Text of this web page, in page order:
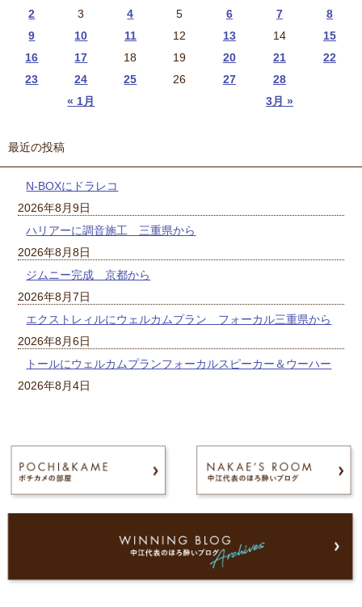
« 1月 3月 »
2
3 4 5 6 7
8
9
10 11 12 13 14
15
16
17 18 19 20 21
22
23
24 25 26 27 28
最近の投稿
N-BOXにドラレコ
2026年8月9日
ハリアーに調音施工 三重県から
2026年8月8日
ジムニー完成 京都から
2026年8月7日
エクストレィルにウェルカムプラン フォーカル三重県から
2026年8月6日
トールにウェルカムプランフォーカルスピーカー＆ウーハー
2026年8月4日